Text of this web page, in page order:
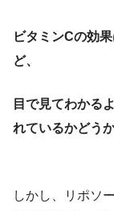
ビタミンCの効
ど、
目で見てわかる
れているかどう
しかし、リポソ